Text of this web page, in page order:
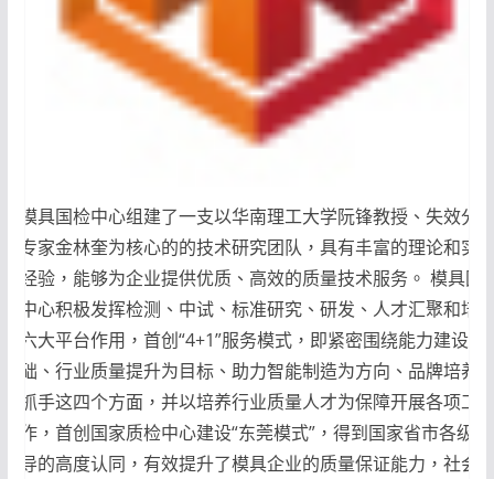
模具国检中心组建了一支以华南理工大学阮锋教授、失效分
专家金林奎为核心的的技术研究团队，具有丰富的理论和实
经验，能够为企业提供优质、高效的质量技术服务。 模具国
中心积极发挥检测、中试、标准研究、研发、人才汇聚和培
六大平台作用，首创“4+1”服务模式，即紧密围绕能力建设为
础、行业质量提升为目标、助力智能制造为方向、品牌培养
抓手这四个方面，并以培养行业质量人才为保障开展各项工
作，首创国家质检中心建设“东莞模式”，得到国家省市各级领
导的高度认同，有效提升了模具企业的质量保证能力，社会